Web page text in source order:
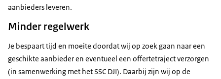
aanbieders leveren.
Minder regelwerk
Je bespaart tijd en moeite doordat wij op zoek gaan naar een
geschikte aanbieder en eventueel een offertetraject verzorgen
(in samenwerking met het SSC DJI). Daarbij zijn wij op de